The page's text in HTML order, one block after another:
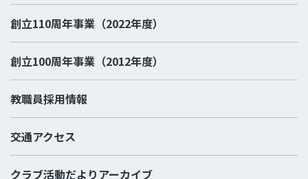
創立110周年事業（2022年度）
創立100周年事業（2012年度）
教職員採用情報
交通アクセス
クラブ活動だよりアーカイブ